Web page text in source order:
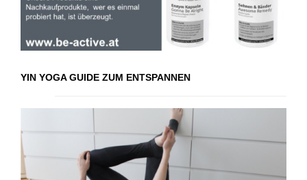
YIN YOGA GUIDE ZUM ENTSPANNEN